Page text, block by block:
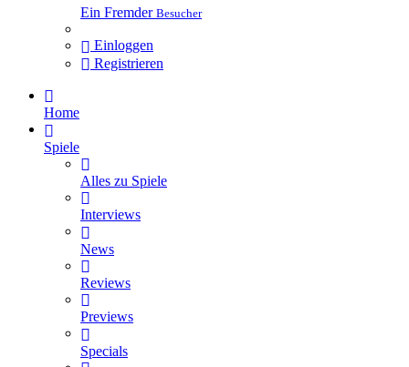
Ein Fremder Besucher
Einloggen
Registrieren
Home
Spiele
Alles zu Spiele
Interviews
News
Reviews
Previews
Specials